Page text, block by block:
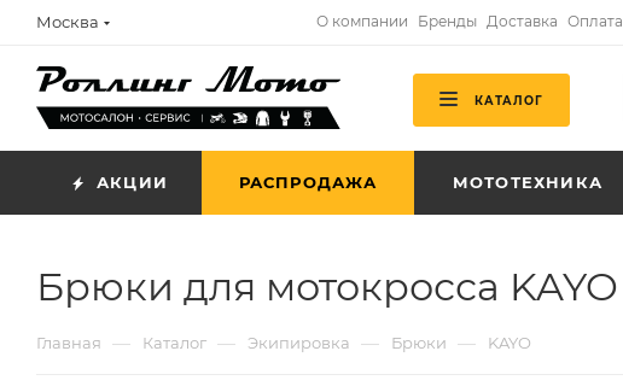
Москва О компании Бренды Доставка Оплата
КАТАЛОГ
АКЦИИ РАСПРОДАЖА МОТОТЕХНИКА
Брюки для мотокросса KAYO
Главная — Каталог — Экипировка — Брюки — KAYO